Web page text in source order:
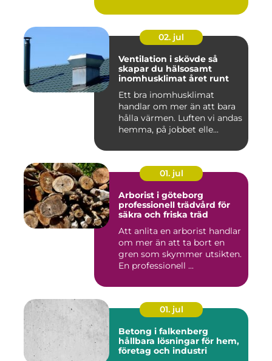
02. jul
Ventilation i skövde så
skapar du hälsosamt
inomhusklimat året runt
Ett bra inomhusklimat
handlar om mer än att bara
hålla värmen. Luften vi andas
hemma, på jobbet elle...
01. jul
Arborist i göteborg
professionell trädvård för
säkra och friska träd
Att anlita en arborist handlar
om mer än att ta bort en
gren som skymmer utsikten.
En professionell ...
01. jul
Betong i falkenberg
hållbara lösningar för hem,
företag och industri